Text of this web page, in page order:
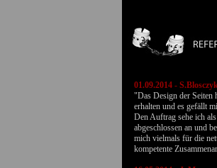
01.09.2014 -
"Das Design der Seiten
erhalten und es gefällt
Den Auftrag sehe ich als
abgeschlossen an und
mich vielmals für die
kompetente